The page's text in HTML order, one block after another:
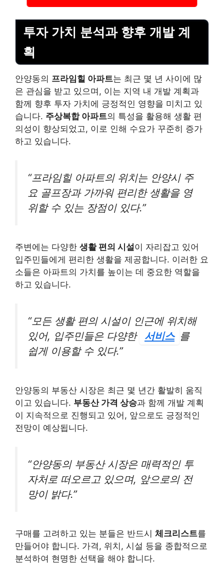
투자 가치 분석과 향후 개발 계
획
안양동의 프라임힐 아파트는 최근 몇 년 사이에 많
은 관심을 받고 있으며, 이는 지역 내 개발 계획과
함께 향후 투자 가치에 긍정적인 영향을 미치고 있
습니다. 주상복합 아파트의 특성을 활용해 생활 편
의성이 향상되었고, 이로 인해 수요가 꾸준히 증가
하고 있습니다.
“프라임힐 아파트의 위치는 안양시 주
요 골프장과 가까워 편리한 생활을 영
위할 수 있는 장점이 있다.”
주변에는 다양한 생활 편의 시설이 자리잡고 있어
입주민들에게 편리한 생활을 제공합니다. 이러한 요
소들은 아파트의 가치를 높이는 데 중요한 역할을
하고 있습니다.
“모든 생활 편의 시설이 인근에 위치해
있어, 입주민들은 다양한 서비스 를
쉽게 이용할 수 있다.”
안양동의 부동산 시장은 최근 몇 년간 활발히 움직
이고 있습니다. 부동산 가격 상승과 함께 개발 계획
이 지속적으로 진행되고 있어, 앞으로도 긍정적인
전망이 예상됩니다.
“안양동의 부동산 시장은 매력적인 투
자처로 떠오르고 있으며, 앞으로의 전
망이 밝다.”
구매를 고려하고 있는 분들은 반드시 체크리스트를
만들어야 합니다. 가격, 위치, 시설 등을 종합적으로
분석하여 현명한 선택을 해야 합니다.